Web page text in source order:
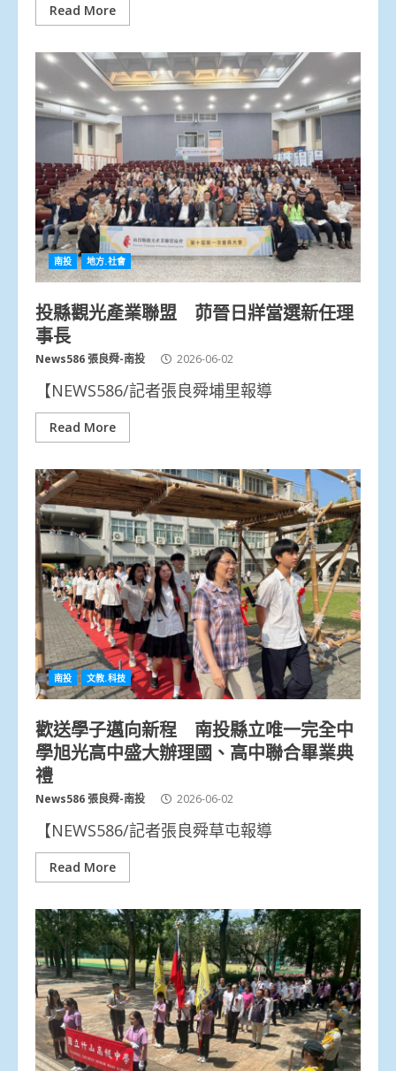
Read More
南投 地方.社會
投縣觀光產業聯盟 茆晉日牂當選新任理
事長
News586 張良舜-南投 2026-06-02
【NEWS586/記者張良舜埔里報導
Read More
南投 文教.科技
歡送學子邁向新程 南投縣立唯一完全中
學旭光高中盛大辦理國、高中聯合畢業典
禮
News586 張良舜-南投 2026-06-02
【NEWS586/記者張良舜草屯報導
Read More